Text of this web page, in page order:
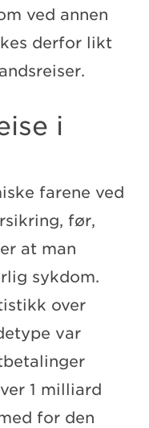
ved annen
derfor likt
i
farene ved
før,
at man
sykdom.
over
var
1 milliard
for den